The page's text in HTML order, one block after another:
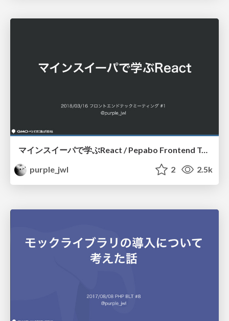
マインスイーパで学ぶReact / Pepabo Frontend Tech Meeting #1
purple_jwl
2 2.5k